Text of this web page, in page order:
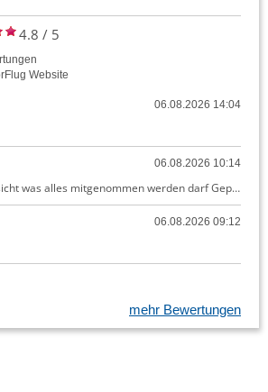
4.8 / 5
Website
06.08.2026 14:04
06.08.2026 10:14
Ist gut beschrieben, ansicht was alles mitgenommen werden darf Gepäck dürfte auch kostenloses Handgepäck umfassen, ansonsten sehr easy zu machen
06.08.2026 09:12
mehr Bewertungen